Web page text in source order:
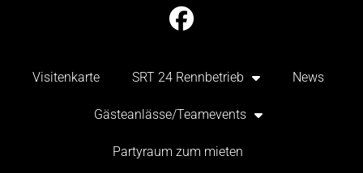
Visitenkarte SRT 24 Rennbetrieb News
Gästeanlässe/Teamevents
Partyraum zum mieten